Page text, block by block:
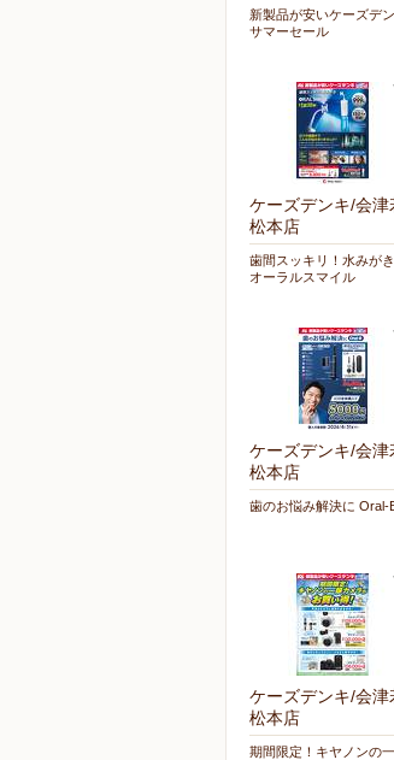
新製品が安いケーズデン
サマーセール
ケーズデンキ/会津
松本店
歯間スッキリ！水みが
オーラルスマイル
ケーズデンキ/会津
松本店
歯のお悩み解決に Oral-
ケーズデンキ/会津
松本店
期間限定！キヤノンの